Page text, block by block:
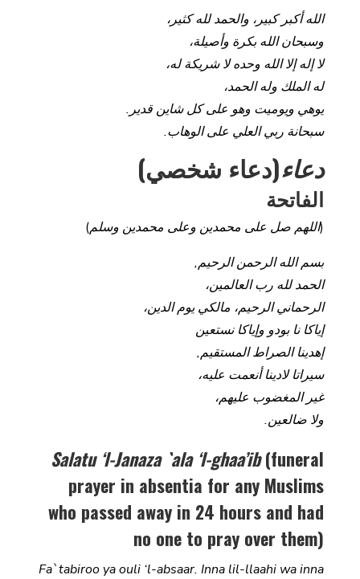
الله أكبر كبير، والحمد لله كثير،
وسبحان الله بكرة وأصيلة،
لا إله إلا الله وحده لا شريكة له،
له الملك وله الحمد،
يوهي ويوميت وهو على كل شاين قدير.
سبحانة ربي العلي على الوهاب.
دعاء(دعاء شخصي)
الفاتحة
(اللهم صل على محمدين وعلى محمدين وسلم)
بسم الله الرحمن الرحيم,
الحمد لله رب العالمين،
الرحماني الرحيم، مالكي يوم الدين،
إياكا نا بودو وإياكا نستعين
إهدينا الصراط المستقيم,
سيراتا لادينا أنعمت عليه،
غير المغضوب عليهم،
ولا ضالعين.
Salatu ‘l-Janaza `ala ‘l-ghaa’ib(funeral
prayer in absentia for any Muslims
who passed away in 24 hours and had
no one to pray over them)
Fa`tabiroo ya ouli ‘l-absaar. Inna lil-llaahi wa inna